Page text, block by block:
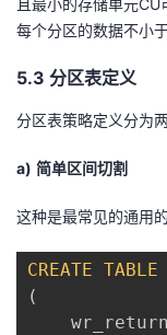
且最小的存储单元
每个分区的数据不小
5.3 分区表定义
分区表策略定义分为
a) 简单区间切割
这种是最常见的通用
CREATE TABLE
(